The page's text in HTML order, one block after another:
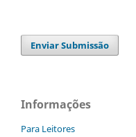
Enviar Submissão
Informações
Para Leitores